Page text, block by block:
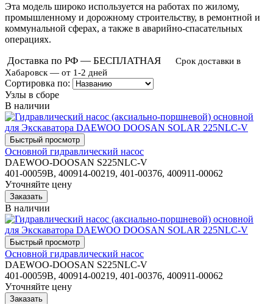
Эта модель широко используется на работах по жилому,
промышленному и дорожному строительству, в ремонтной и
коммунальной сферах, а также в аварийно-спасательных
операциях.
Доставка по РФ — БЕСПЛАТНАЯ
Срок доставки в
Хабаровск — от 1-2 дней
Сортировка по:
Узлы в сборе
В наличии
Основной гидравлический насос
DAEWOO-DOOSAN S225NLC-V
401-00059B, 400914-00219, 401-00376, 400911-00062
Уточняйте цену
В наличии
Основной гидравлический насос
DAEWOO-DOOSAN S225NLC-V
401-00059B, 400914-00219, 401-00376, 400911-00062
Уточняйте цену